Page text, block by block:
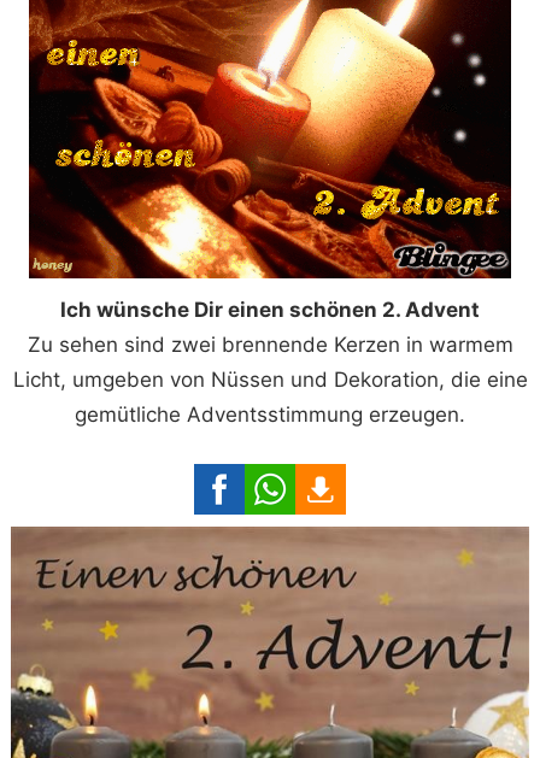
Ich wünsche Dir einen schönen 2. Advent
Zu sehen sind zwei brennende Kerzen in warmem
Licht, umgeben von Nüssen und Dekoration, die eine
gemütliche Adventsstimmung erzeugen.